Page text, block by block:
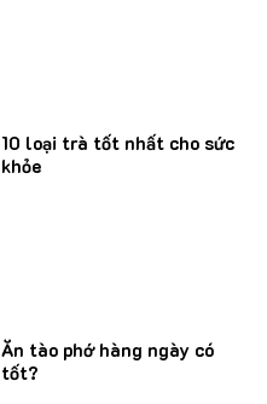
10 loại trà tốt nhất cho sức
khỏe
Ăn tào phớ hàng ngày có
tốt?